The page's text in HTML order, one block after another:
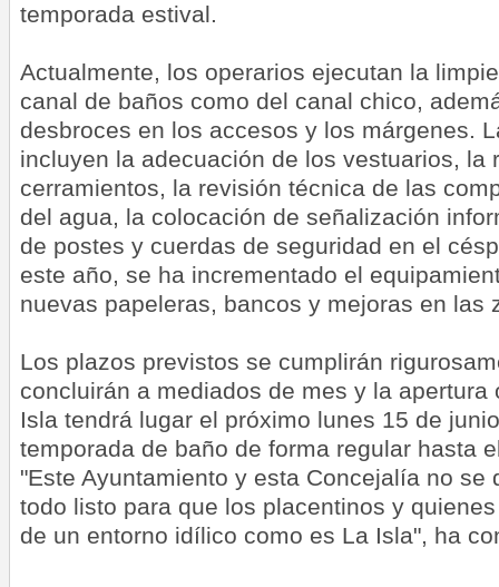
temporada estival.
Actualmente, los operarios ejecutan la
canal de baños como del canal chico,
desbroces en los accesos y los márgenes.
incluyen la adecuación de los vestuarios, la
cerramientos, la revisión técnica de las
del agua, la colocación de señalización
de postes y cuerdas de seguridad en el
este año, se ha incrementado el
nuevas papeleras, bancos y mejoras en las
Los plazos previstos se cumplirán
concluirán a mediados de mes y la apertura
Isla tendrá lugar el próximo lunes 15 de
temporada de baño de forma regular hasta
"Este Ayuntamiento y esta Concejalía no se
todo listo para que los placentinos y
de un entorno idílico como es La Isla", ha